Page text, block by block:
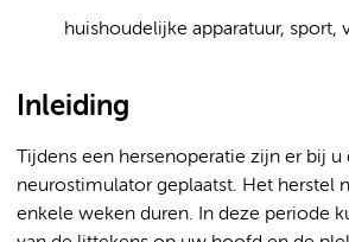
huishoudelijke apparatuur, sport,
Inleiding
Tijdens een hersenoperatie zijn er bij
neurostimulator geplaatst. Het herstel
enkele weken duren. In deze periode